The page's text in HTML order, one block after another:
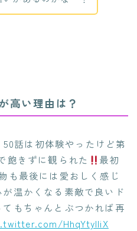
高い理由は？
50話は初体験やったけど第
飽きずに観られた
最初
も最後には愛おしく感じ
温かくなる素敵で良いド
もちゃんとぶつかれば再
HhqYtyIliX